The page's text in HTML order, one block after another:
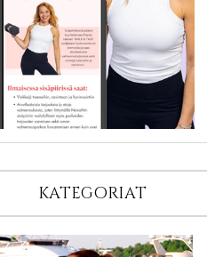
KATEGORIAT